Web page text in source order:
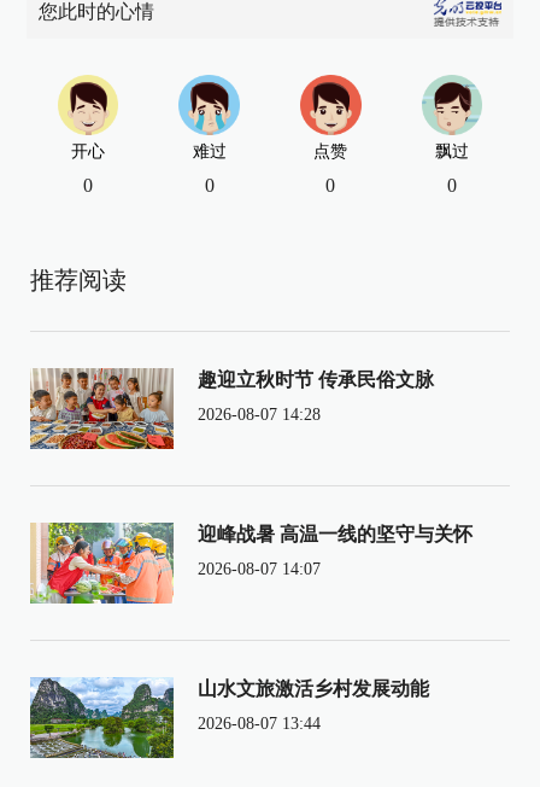
您此时的心情
开心
0
难过
0
点赞
0
飘过
0
推荐阅读
趣迎立秋时节 传承民俗文脉
2026-08-07 14:28
迎峰战暑 高温一线的坚守与关怀
2026-08-07 14:07
山水文旅激活乡村发展动能
2026-08-07 13:44